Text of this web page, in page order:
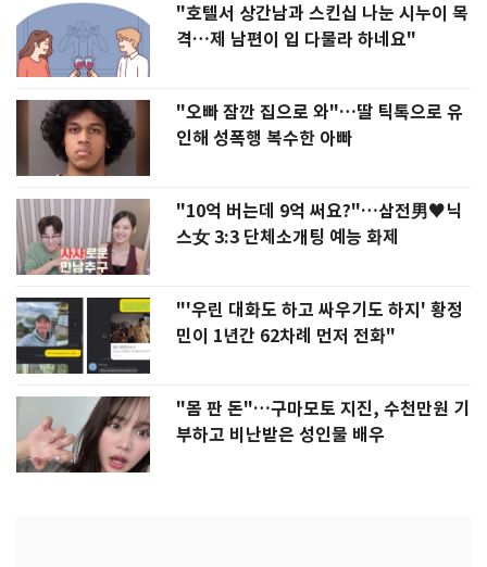
"호텔서 상간남과 스킨십 나눈 시누이 목
격…제 남편이 입 다물라 하네요"
"오빠 잠깐 집으로 와"…딸 틱톡으로 유
인해 성폭행 복수한 아빠
"10억 버는데 9억 써요?"…삼전男♥닉
스女 3:3 단체소개팅 예능 화제
"'우린 대화도 하고 싸우기도 하지' 황정
민이 1년간 62차례 먼저 전화"
"몸 판 돈"…구마모토 지진, 수천만원 기
부하고 비난받은 성인물 배우